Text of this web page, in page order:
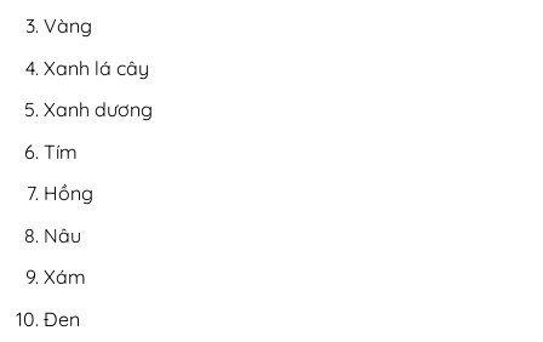
Vàng
Xanh lá cây
Xanh dương
Tím
Hồng
Nâu
Xám
Đen